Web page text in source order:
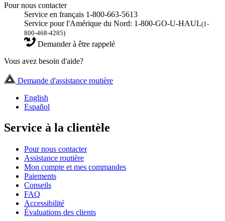
Pour nous contacter
Service en français 1-800-663-5613
Service pour l'Amérique du Nord: 1-800-GO-U-HAUL(1-
800-468-4285)
Demander à être rappelé
Vous avez besoin d'aide?
Demande d'assistance routière
English
Español
Service à la clientèle
Pour nous contacter
Assistance routière
Mon compte et mes commandes
Paiements
Conseils
FAQ
Accessibilité
Évaluations des clients